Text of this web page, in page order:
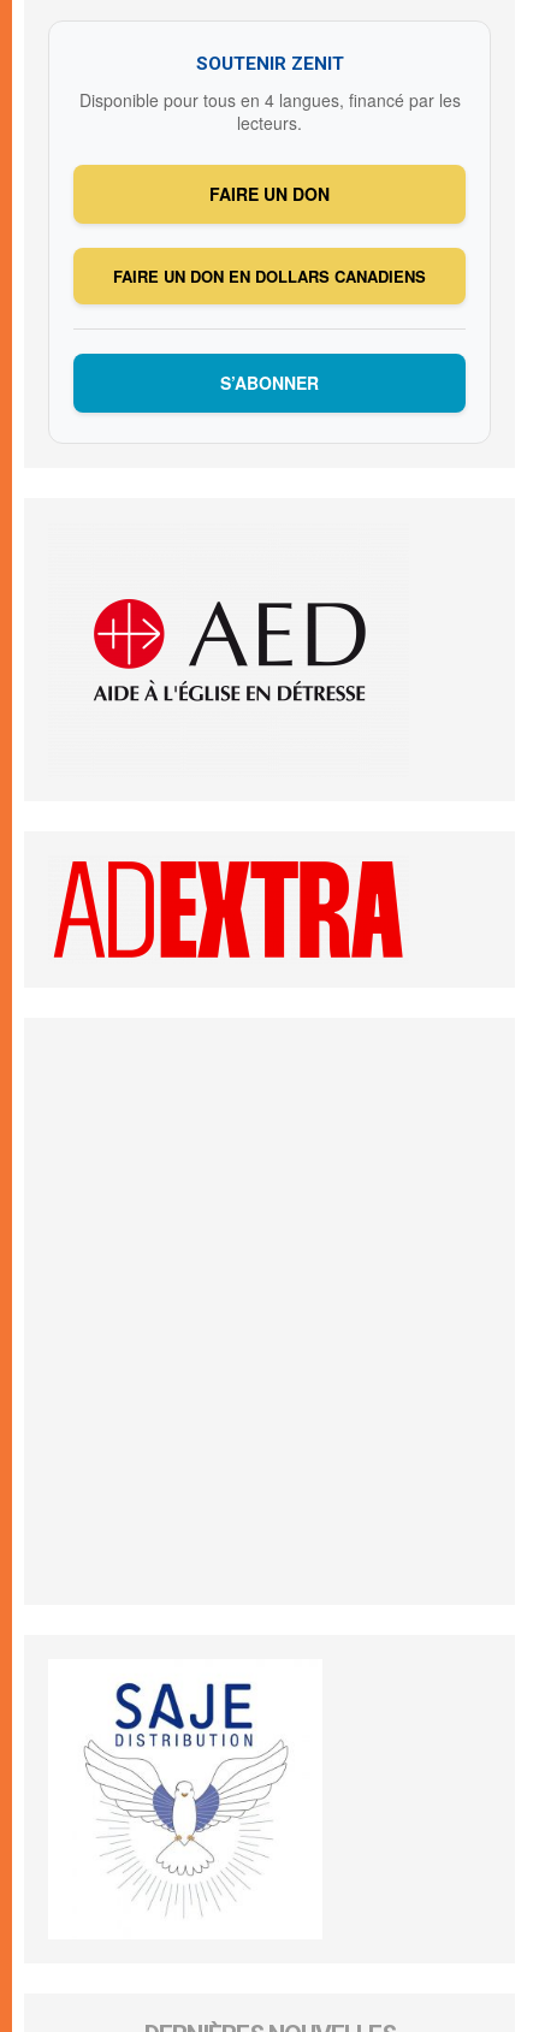
SOUTENIR ZENIT
Disponible pour tous en 4 langues, financé par les
lecteurs.
FAIRE UN DON
FAIRE UN DON EN DOLLARS CANADIENS
S’ABONNER